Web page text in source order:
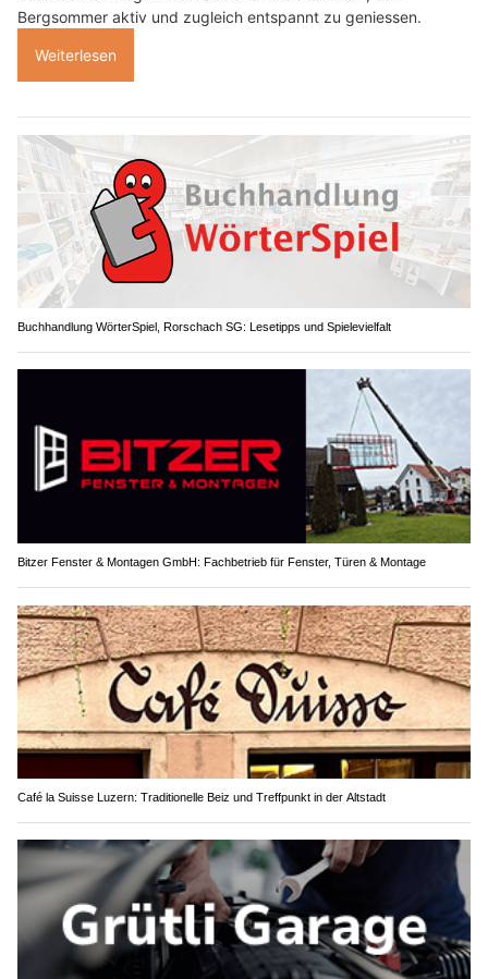
Bergsommer aktiv und zugleich entspannt zu geniessen.
Weiterlesen
Buchhandlung WörterSpiel, Rorschach SG: Lesetipps und Spielevielfalt
Bitzer Fenster & Montagen GmbH: Fachbetrieb für Fenster, Türen & Montage
Café la Suisse Luzern: Traditionelle Beiz und Treffpunkt in der Altstadt